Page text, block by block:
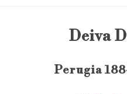
Deiva
Perugia